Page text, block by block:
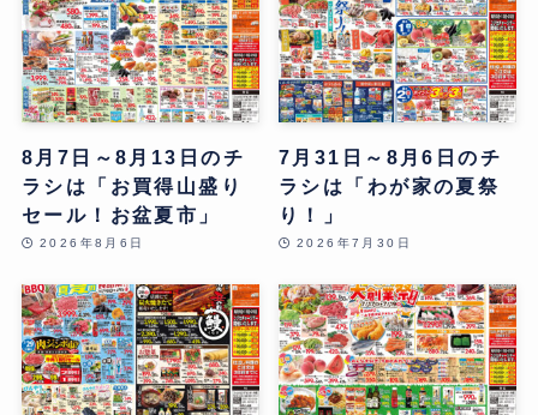
8月7日～8月13日のチ
ラシは「お買得山盛り
セール！お盆夏市」
2026年8月6日
7月31日～8月6日のチ
ラシは「わが家の夏祭
り！」
2026年7月30日